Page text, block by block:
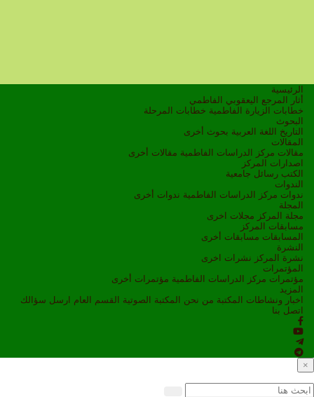
الرئيسية
أثار المرجع اليعقوبي الفاطمي
خطابات الزيارة الفاطمية خطابات المرحلة
البحوث
التاريخ
اللغة العربية بحوث أخرى
المقالات
مقالات مركز الدراسات الفاطمية مقالات أخرى
اصدارات المركز
الكتب رسائل جامعية
الندوات
ندوات مركز الدراسات الفاطمية ندوات أخرى
المجلة
مجلة المركز مجلات اخرى
مسابقات المركز
المسابقات مسابقات أخرى
النشرة
نشرة المركز نشرات اخرى
المؤتمرات
مؤتمرات مركز الدراسات الفاطمية مؤتمرات أخرى
المزيد
اخبار ونشاطات
المكتبة من نحن المكتبة الصوتية القسم العام ارسل سؤالك
اتصل بنا
×